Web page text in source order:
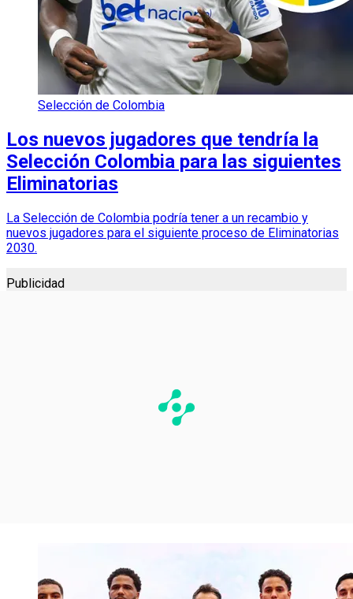
Selección de Colombia
Los nuevos jugadores que tendría la
Selección Colombia para las siguientes
Eliminatorias
La Selección de Colombia podría tener a un recambio y
nuevos jugadores para el siguiente proceso de Eliminatorias
2030.
Publicidad